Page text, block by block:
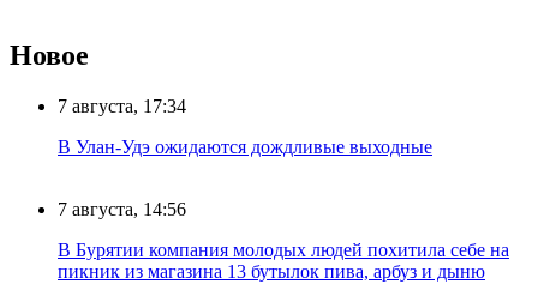
Новое
7 августа, 17:34
В Улан-Удэ ожидаются дождливые выходные
7 августа, 14:56
В Бурятии компания молодых людей похитила себе на
пикник из магазина 13 бутылок пива, арбуз и дыню